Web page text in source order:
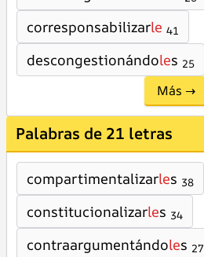
corresponsabilizarle 41
descongestionándoles 25
Más →
Palabras de 21 letras
compartimentalizarles 38
constitucionalizarles 34
contraargumentándoles 27